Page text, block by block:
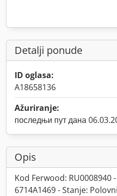
Detalji ponude
ID oglasa:
A18658136
Ažuriranje:
последњи пут дана
Opis
Kod Ferwood: RU0008940
6714A1469 - Stanje: